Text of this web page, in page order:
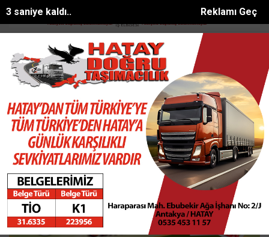
Reklamı Geç
3 saniye kaldı..
SON DAKİKA:
trafikte tartıştığı sürücüye testerey... Hırsızlar Narenciye
Ana Sayfa GÜNDEM